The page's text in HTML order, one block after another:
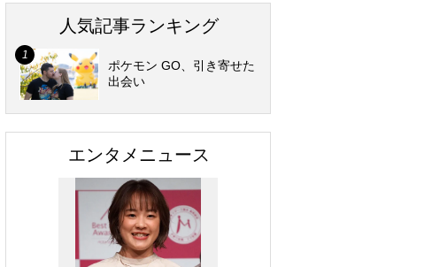
人気記事ランキング
ポケモン GO、引き寄せた
出会い
エンタメニュース